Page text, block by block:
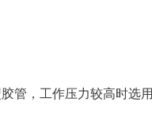
管，工作压力较高时选用